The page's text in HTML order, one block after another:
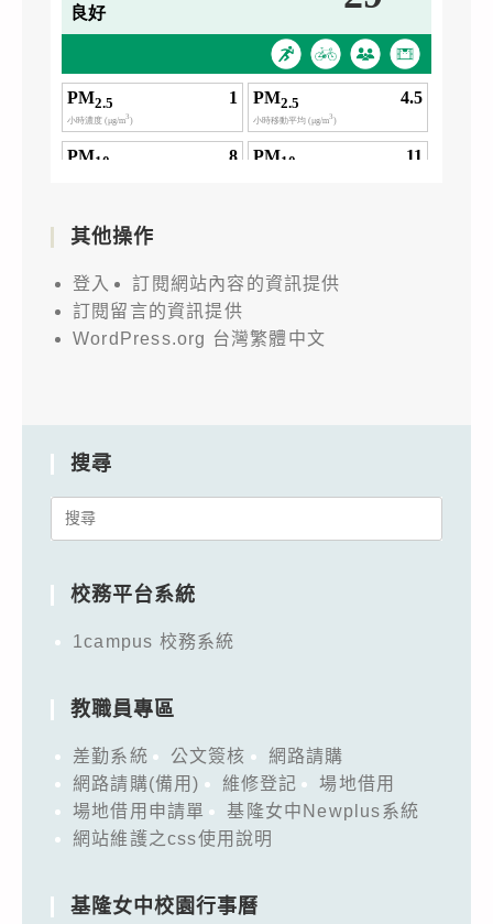
其他操作
登入
訂閱網站內容的資訊提供
訂閱留言的資訊提供
WordPress.org 台灣繁體中文
搜尋
Search
校務平台系統
1campus 校務系統
教職員專區
差勤系統 公文簽核
網路請購
網路請購(備用)
維修登記
場地借用
場地借用申請單
基隆女中Newplus系統
網站維護之css使用說明
基隆女中校園行事曆